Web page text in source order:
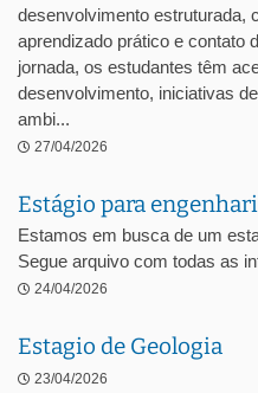
desenvolvimento estruturada,
aprendizado prático e contato
jornada, os estudantes têm
desenvolvimento, iniciativas
ambi...
27/04/2026
Estágio para
Estamos em busca de um
Segue arquivo com todas as
24/04/2026
Estagio de Geologia
23/04/2026